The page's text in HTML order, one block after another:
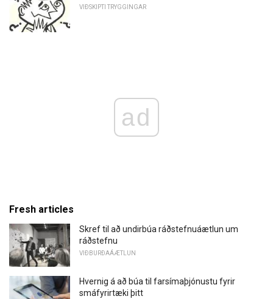
VIÐSKIPTI TRYGGINGAR
ad
Fresh articles
Skref til að undirbúa ráðstefnuáætlun um
ráðstefnu
VIÐBURÐAÁÆTLUN
Hvernig á að búa til farsímaþjónustu fyrir
smáfyrirtæki þitt